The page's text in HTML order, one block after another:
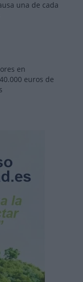
una de cada
en
euros de